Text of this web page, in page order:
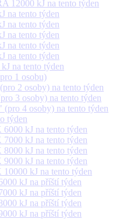
12000 kJ na tento týden
na tento týden
na tento týden
na tento týden
na tento týden
na tento týden
na tento týden
1 osobu)
2 osoby) na tento týden
3 osoby) na tento týden
4 osoby) na tento týden
týden
kJ na tento týden
kJ na tento týden
kJ na tento týden
kJ na tento týden
kJ na tento týden
kJ na příští týden
kJ na příští týden
kJ na příští týden
kJ na příští týden